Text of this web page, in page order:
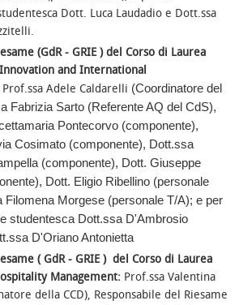
Dott. Luca Laudadio e Dott.ssa
(GdR - GRIE ) del Corso di Laurea
and International
Prof.ssa Adele Caldarelli (Coordinatore del
Fabrizia Sarto (Referente AQ del CdS),
Pontecorvo (componente),
Cosimato (componente), Dott.ssa
(componente), Dott. Giuseppe
Dott. Eligio Ribellino (personale
Filomena Morgese (personale T/A); e per
studentesca Dott.ssa D'Ambrosio
D'Oriano Antonietta
( GdR - GRIE ) del Corso di Laurea
Management: Prof.ssa Valentina
della CCD), Responsabile del Riesame